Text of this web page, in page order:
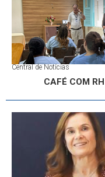
Central de Notícias
CAFÉ COM